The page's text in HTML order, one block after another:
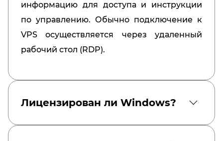
информацию для доступа и инструкции
по управлению. Обычно подключение к
VPS осуществляется через удаленный
рабочий стол (RDP).
Лицензирован ли Windows?